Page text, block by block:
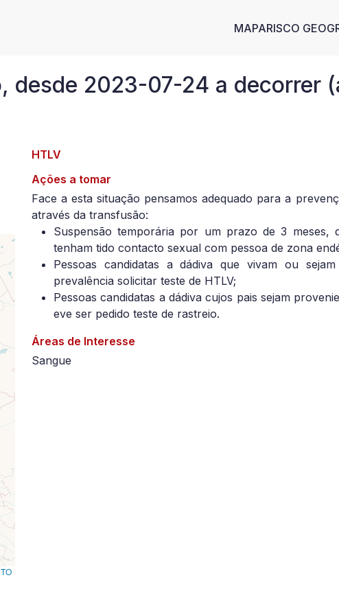
Main
MAPARISCO
desde 2023-07-24 a decorrer
HTLV
Ações a tomar
Face a esta situação pensamos adequado para a
através da transfusão:
Suspensão temporária por um prazo de 3 meses,
tenham tido contacto sexual com pessoa de zona
Pessoas candidatas a dádiva que vivam ou
prevalência solicitar teste de HTLV;
Pessoas candidatas a dádiva cujos pais sejam
eve ser pedido teste de rastreio.
Áreas de Interesse
Sangue